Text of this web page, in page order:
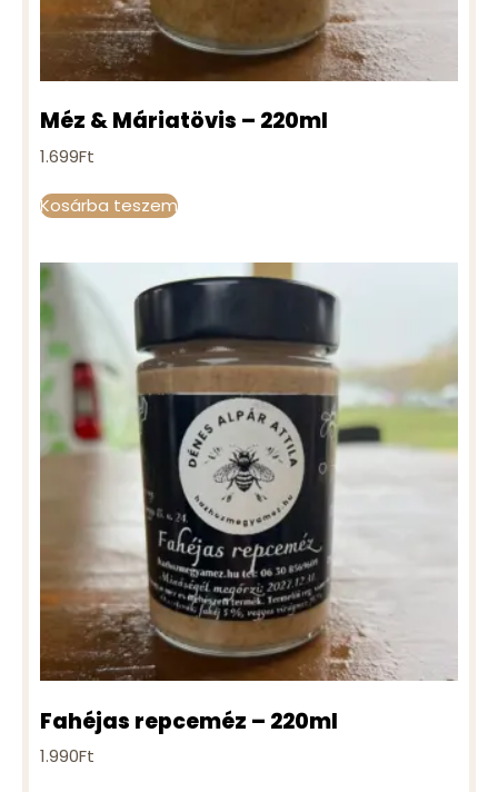
Méz & Máriatövis – 220ml
1.699Ft
Kosárba teszem
Fahéjas repceméz – 220ml
1.990Ft